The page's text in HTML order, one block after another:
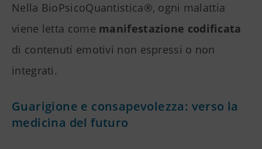
Nella BioPsicoQuantistica®, ogni malattia
viene letta come manifestazione codificata
di contenuti emotivi non espressi o non
integrati.
Guarigione e consapevolezza: verso la
medicina del futuro